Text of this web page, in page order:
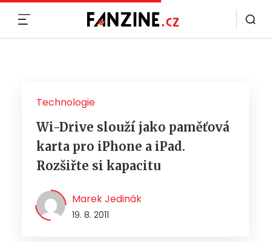
Technologie
Wi-Drive slouží jako paměťová
karta pro iPhone a iPad.
Rozšiřte si kapacitu
Marek Jedinák
19. 8. 2011